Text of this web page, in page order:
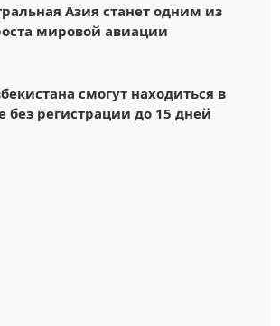
Азия станет одним из
мировой авиации
смогут находиться в
без регистрации до 15 дней